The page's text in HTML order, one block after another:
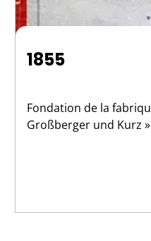
1855
Fondation de la
Großberger und Kurz »